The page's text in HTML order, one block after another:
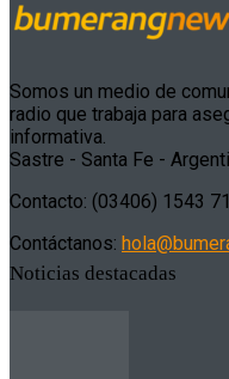
Somos un medio de
radio que trabaja para
informativa.
Sastre - Santa Fe -
Contacto: (03406) 1543
Contáctanos:
Noticias destacadas